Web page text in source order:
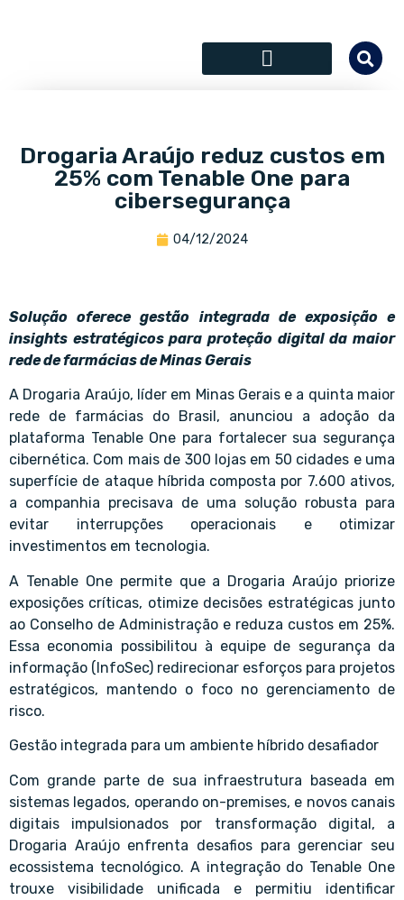
Drogaria Araújo reduz custos em
25% com Tenable One para
cibersegurança
04/12/2024
Solução oferece gestão integrada de exposição e
insights estratégicos para proteção digital da maior
rede de farmácias de Minas Gerais
A Drogaria Araújo, líder em Minas Gerais e a quinta maior
rede de farmácias do Brasil, anunciou a adoção da
plataforma Tenable One para fortalecer sua segurança
cibernética. Com mais de 300 lojas em 50 cidades e uma
superfície de ataque híbrida composta por 7.600 ativos,
a companhia precisava de uma solução robusta para
evitar interrupções operacionais e otimizar
investimentos em tecnologia.
A Tenable One permite que a Drogaria Araújo priorize
exposições críticas, otimize decisões estratégicas junto
ao Conselho de Administração e reduza custos em 25%.
Essa economia possibilitou à equipe de segurança da
informação (InfoSec) redirecionar esforços para projetos
estratégicos, mantendo o foco no gerenciamento de
risco.
Gestão integrada para um ambiente híbrido desafiador
Com grande parte de sua infraestrutura baseada em
sistemas legados, operando on-premises, e novos canais
digitais impulsionados por transformação digital, a
Drogaria Araújo enfrenta desafios para gerenciar seu
ecossistema tecnológico. A integração do Tenable One
trouxe visibilidade unificada e permitiu identificar